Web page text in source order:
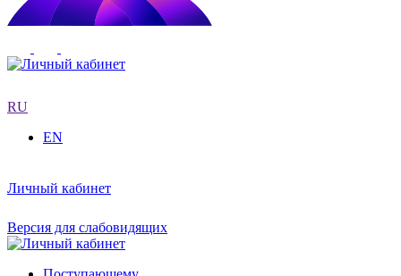
RU
EN
Личный кабинет
Версия для слабовидящих